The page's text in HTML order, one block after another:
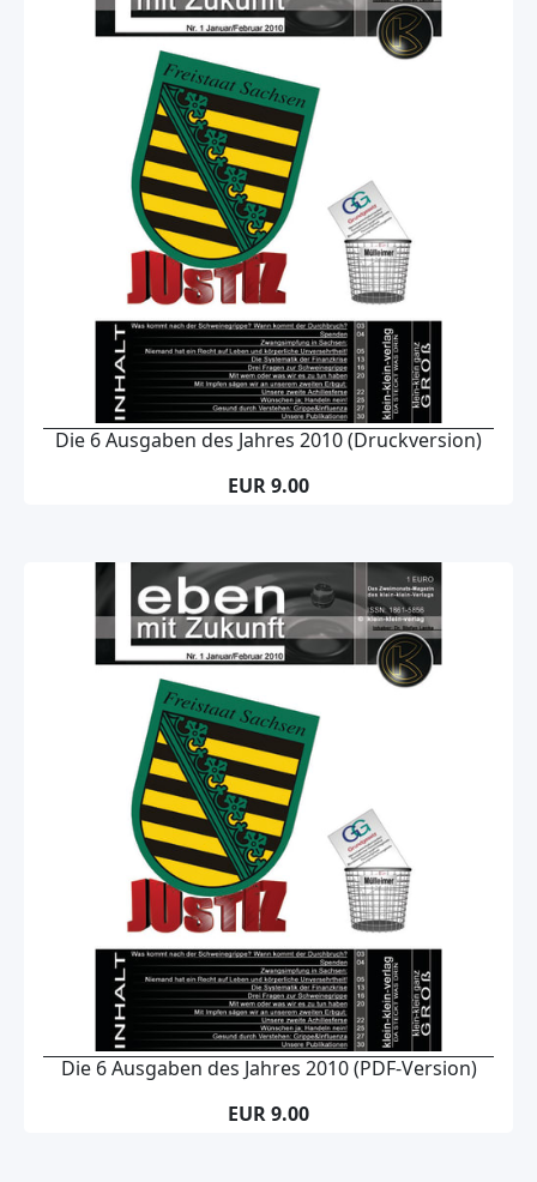
Die 6 Ausgaben des Jahres 2010 (Druckversion)
EUR 9.00
Die 6 Ausgaben des Jahres 2010 (PDF-Version)
EUR 9.00